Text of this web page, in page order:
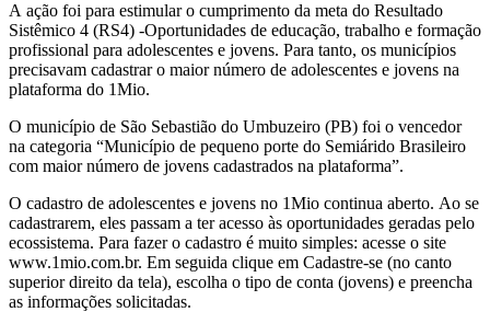
A ação foi para estimular o cumprimento da meta do Resultado
Sistêmico 4 (RS4) -Oportunidades de educação, trabalho e formação
profissional para adolescentes e jovens. Para tanto, os municípios
precisavam cadastrar o maior número de adolescentes e jovens na
plataforma do 1Mio.
O município de São Sebastião do Umbuzeiro (PB) foi o vencedor
na categoria “Município de pequeno porte do Semiárido Brasileiro
com maior número de jovens cadastrados na plataforma”.
O cadastro de adolescentes e jovens no 1Mio continua aberto. Ao se
cadastrarem, eles passam a ter acesso às oportunidades geradas pelo
ecossistema. Para fazer o cadastro é muito simples: acesse o site
www.1mio.com.br. Em seguida clique em Cadastre-se (no canto
superior direito da tela), escolha o tipo de conta (jovens) e preencha
as informações solicitadas.